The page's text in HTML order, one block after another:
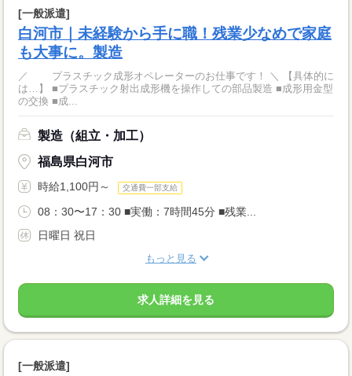
[一般派遣]
白河市｜未経験から手に職！残業少なめで家庭
も大事に。製造
／ プラスチック成形オペレーターのお仕事です！ ＼ 【具体的に
は…】 ■プラスチック射出成形機を操作しての部品製造 ■成形用金型
の交換 ■成...
製造（組立・加工）
福島県白河市
時給1,100円～ 交通費一部支給
08：30〜17：30 ■実働：7時間45分 ■残業...
日曜日 祝日
もっと見る
求人詳細を見る
[一般派遣]